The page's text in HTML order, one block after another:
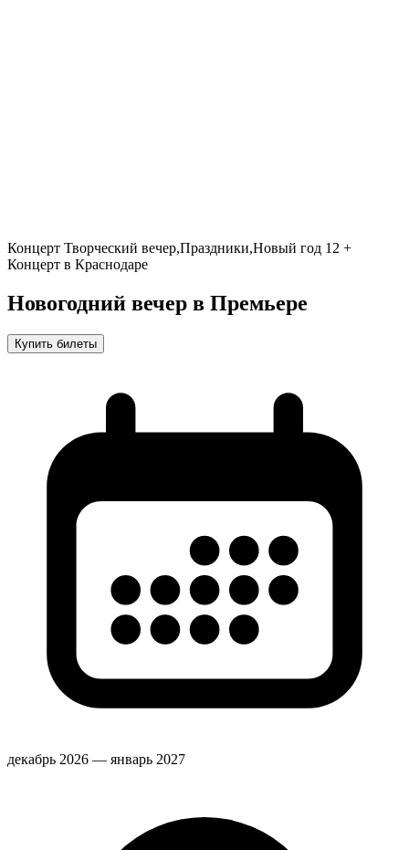
Концерт Творческий вечер,Праздники,Новый год 12 +
Концерт в Краснодаре
Новогодний вечер в Премьере
Купить билеты
декабрь 2026 — январь 2027